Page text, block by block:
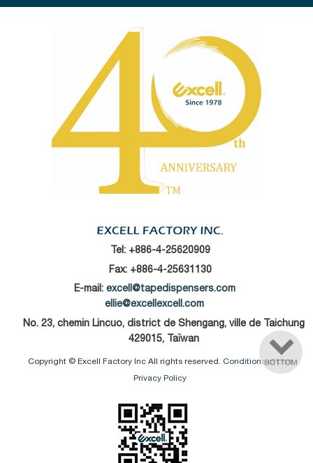
Tel: +886-4-25620909
Fax: +886-4-25631130
E-mail: excell@tapedispensers.com
ellie@excellexcell.com
No. 23, chemin Lincuo, district de Shengang, ville de Taichung
429015, Taïwan
Copyright © Excell Factory Inc All rights reserved. Conditions of Use
Privacy Policy